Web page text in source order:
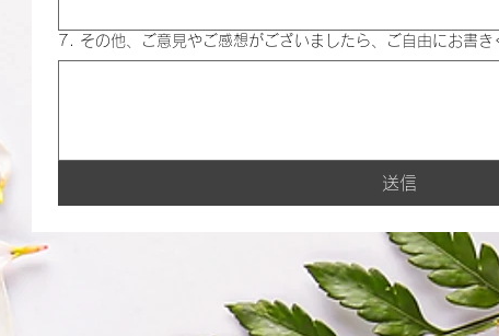
7. その他、ご意見やご感想がございましたら、ご自由にお書き
送信